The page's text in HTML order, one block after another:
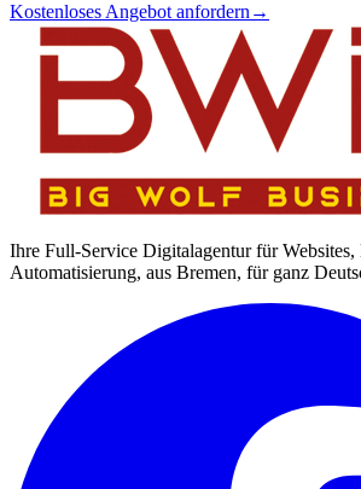
Kostenloses Angebot anfordern →
Ihre Full-Service Digitalagentur für
Automatisierung, aus Bremen, für ganz